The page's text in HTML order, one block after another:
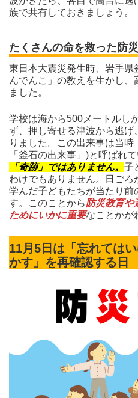
族で共有しておきましょう。
たくさんの命を救った防
東日本大震災発生時、岩手県
んでんこ」の教えを生かし
ました。
学校は海から500メートルし
ず、押し寄せる津波から逃
りました。この出来事は当
「釜石の出来事」)と呼ばれて
「奇跡」ではありません。 子
わけでもありません。日ご
学んだ子どもたちが当たり
す。このことから防災教育や
ためにいかに重要なことかが
11月5日は「忘れては
かす」を再確認する日